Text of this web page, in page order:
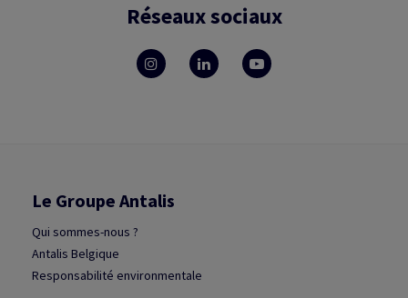
Réseaux sociaux
Le Groupe Antalis
Qui sommes-nous ?
Antalis Belgique
Responsabilité environmentale